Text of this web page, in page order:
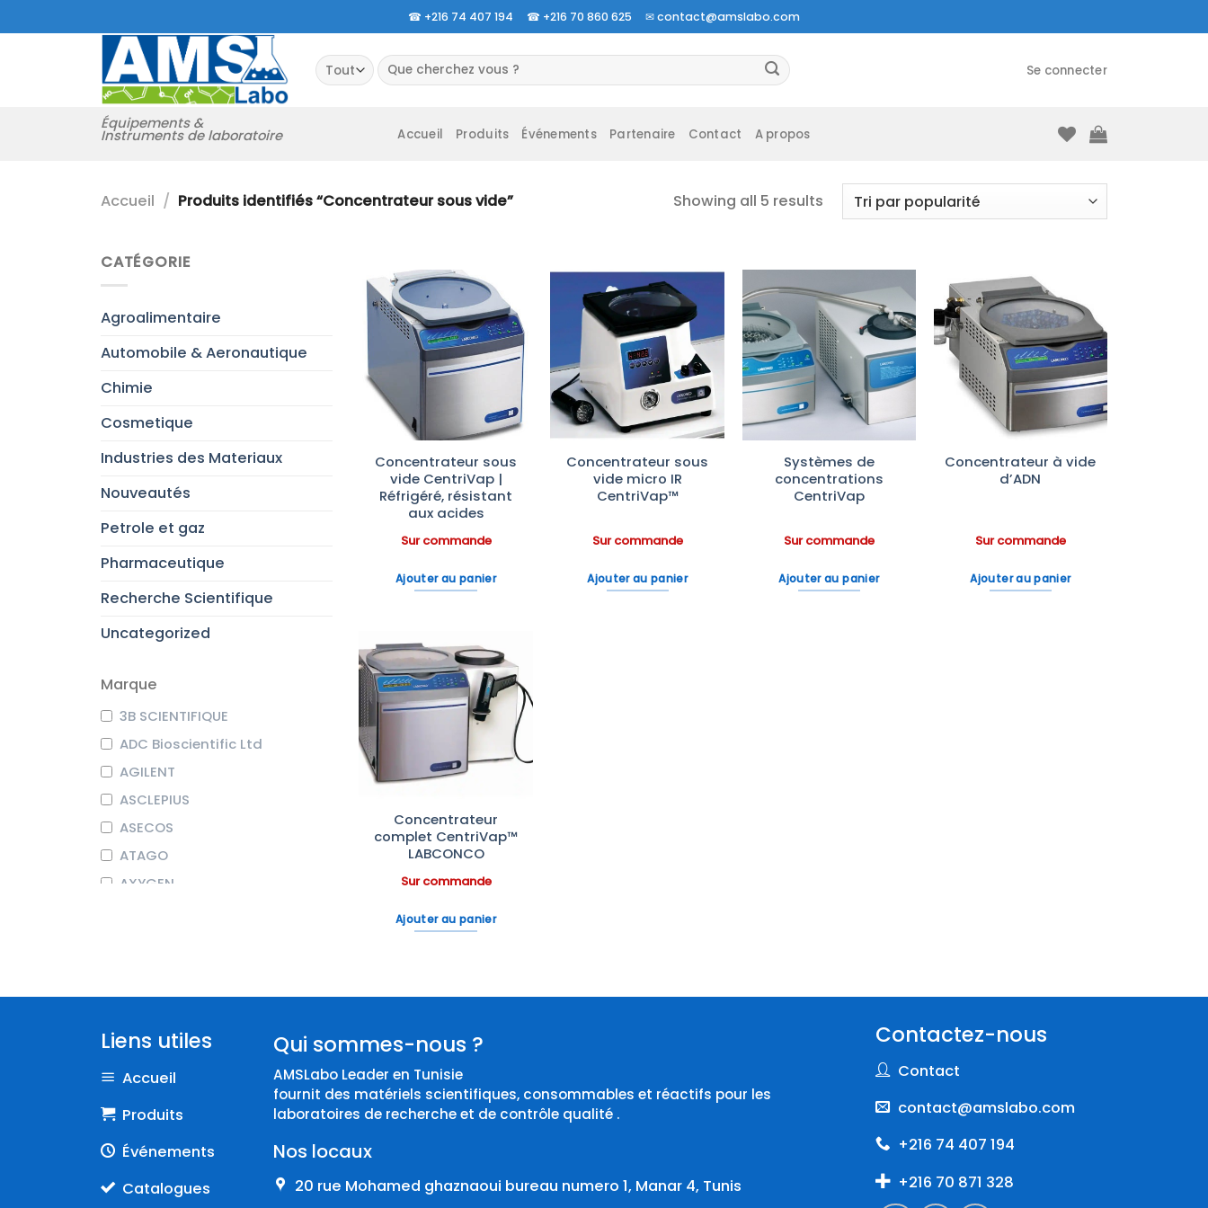
au
☎ +216 74 407 194 ☎ +216 70 860 625 ✉contact@amslabo.com
Équipements &
Instruments de laboratoire
Recherche
pour :
Se connecter
Accueil Produits Événements Partenaire Contact A propos
Accueil / Produits identifiés “Concentrateur sous vide” Showing all 5 results
CATÉGORIE
Agroalimentaire
Automobile & Aeronautique
Chimie
Cosmetique
Industries des Materiaux
Nouveautés
Petrole et gaz
Pharmaceutique
Recherche Scientifique
Uncategorized
Marque
3B SCIENTIFIQUE
ADC Bioscientific Ltd
AGILENT
ASCLEPIUS
ASECOS
ATAGO
AXYGEN
BRAND
CORNING
DURAN
Endo
ERLAB
FISHERBRAND
Ajouter
à la liste
Concentrateur sous
vide CentriVap |
Réfrigéré, résistant
aux acides
Sur commande
Ajouter au panier
Ajouter
à la liste
d’envies
Concentrateur sous
vide micro IR
CentriVap™
Sur commande
Ajouter au panier
Ajouter
à la liste
d’envies
Systèmes de
concentrations
CentriVap
Sur commande
Ajouter au panier
Ajouter
à la liste
d’envies
Concentrateur à vide
d’ADN
Sur commande
Ajouter au panier
Ajouter
à la liste
d’envies
Concentrateur
complet CentriVap™
LABCONCO
Sur commande
Ajouter au panier
Liens utiles
Accueil
Produits
Événements
Catalogues
Qui sommes-nous ?
AMSLabo Leader en Tunisie
fournit des matériels scientifiques, consommables et réactifs pour les
laboratoires de recherche et de contrôle qualité .
Nos locaux
20 rue Mohamed ghaznaoui bureau numero 1, Manar 4, Tunis
Contactez-nous
Contact
contact@amslabo.com
+216 74 407 194
+216 70 871 328